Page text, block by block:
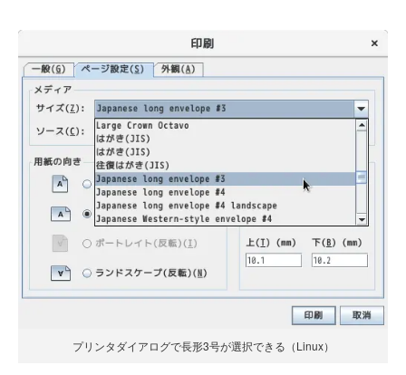
プリンタダイアログで長形3号が選択できる（Linux）